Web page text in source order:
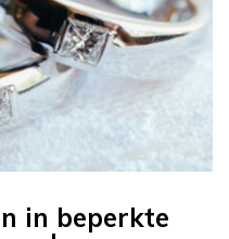
in beperkte